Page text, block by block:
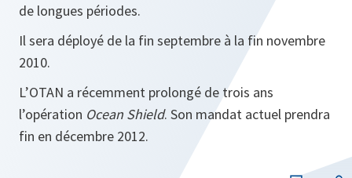
de longues périodes.
Il sera déployé de la fin septembre à la fin novembre
2010.
L’OTAN a récemment prolongé de trois ans
l’opération Ocean Shield. Son mandat actuel prendra
fin en décembre 2012.